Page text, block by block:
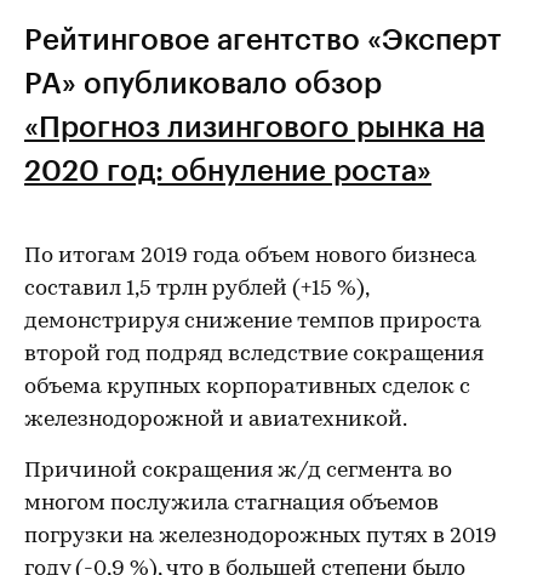
Рейтинговое агентство «Эксперт
РА» опубликовало обзор
«Прогноз лизингового рынка на
2020 год: обнуление роста»
По итогам 2019 года объем нового бизнеса
составил 1,5 трлн рублей (+15 %),
демонстрируя снижение темпов прироста
второй год подряд вследствие сокращения
объема крупных корпоративных сделок с
железнодорожной и авиатехникой.
Причиной сокращения ж/д сегмента во
многом послужила стагнация объемов
погрузки на железнодорожных путях в 2019
году (-0,9 %), что в большей степени было